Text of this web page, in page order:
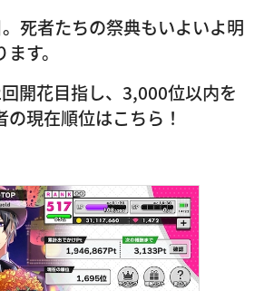
死者たちの祭典もいよいよ明
す。
開花目指し、3,000位以内を
の現在順位はこちら！